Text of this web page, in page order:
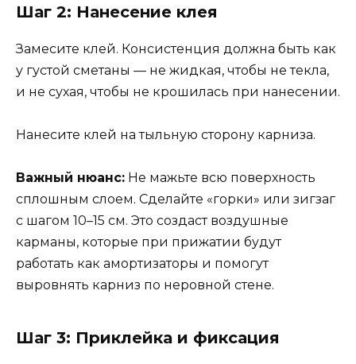
Шаг 2: Нанесение клея
Замесите клей. Консистенция должна быть как
у густой сметаны — не жидкая, чтобы не текла,
и не сухая, чтобы не крошилась при нанесении.
Нанесите клей на тыльную сторону карниза.
Важный нюанс: Не мажьте всю поверхность
сплошным слоем. Сделайте «горки» или зигзаг
с шагом 10–15 см. Это создаст воздушные
карманы, которые при прижатии будут
работать как амортизаторы и помогут
выровнять карниз по неровной стене.
Шаг 3: Приклейка и фиксация